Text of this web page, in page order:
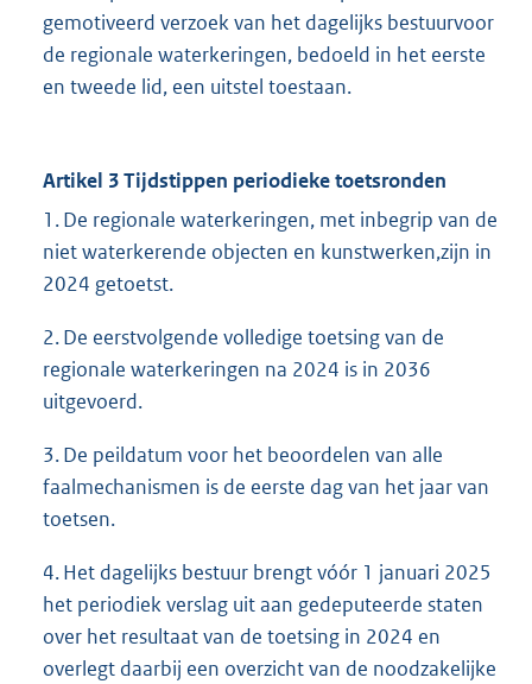
gemotiveerd verzoek van het dagelijks bestuurvoor
de regionale waterkeringen, bedoeld in het eerste
en tweede lid, een uitstel toestaan.
Artikel 3 Tijdstippen periodieke toetsronden
1. De regionale waterkeringen, met inbegrip van de
niet waterkerende objecten en kunstwerken,zijn in
2024 getoetst.
2. De eerstvolgende volledige toetsing van de
regionale waterkeringen na 2024 is in 2036
uitgevoerd.
3. De peildatum voor het beoordelen van alle
faalmechanismen is de eerste dag van het jaar van
toetsen.
4. Het dagelijks bestuur brengt vóór 1 januari 2025
het periodiek verslag uit aan gedeputeerde staten
over het resultaat van de toetsing in 2024 en
overlegt daarbij een overzicht van de noodzakelijke